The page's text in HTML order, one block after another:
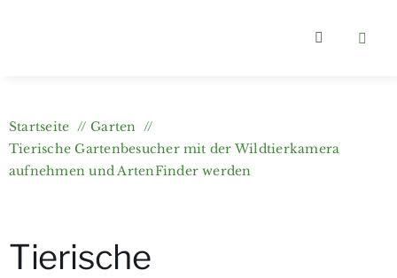
Toggle
Kategorien
Startseite
Garten
Tierische Gartenbesucher mit der Wildtierkamera
aufnehmen und ArtenFinder werden
Tierische